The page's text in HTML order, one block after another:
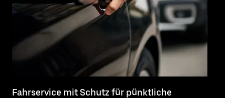
Fahrservice mit Schutz für pünktliche